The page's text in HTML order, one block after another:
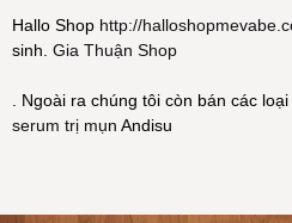
Hallo Shop http://
sinh. Gia Thuận Shop
. Ngoài ra chúng tôi còn bán các
serum trị mụn Andisu